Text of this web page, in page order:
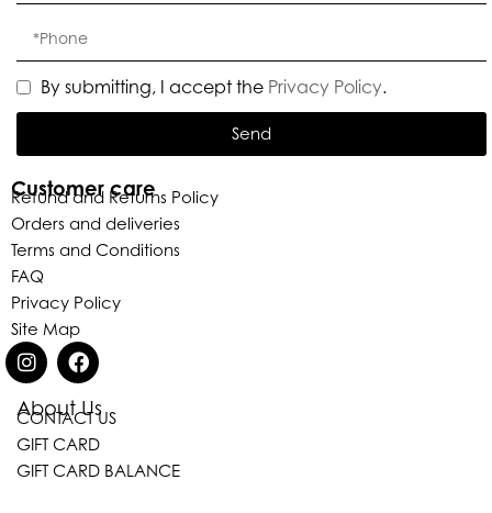
About Us
CONTACT US
GIFT CARD
GIFT CARD BALANCE
Customer care
Refund and Returns Policy
Orders and deliveries
Terms and Conditions
FAQ
Privacy Policy
Site Map
By submitting, I accept the Privacy Policy.
Send
Eleganza Israel